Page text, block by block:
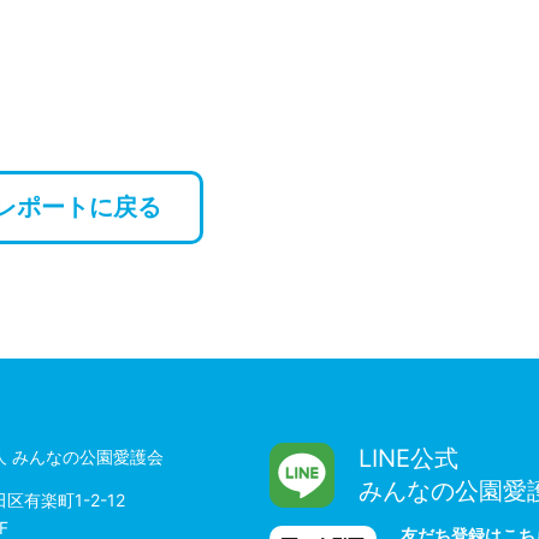
ポートに戻る
みんなの公園愛護会
区有楽町1-2-12
LINE公式
みんなの公園愛